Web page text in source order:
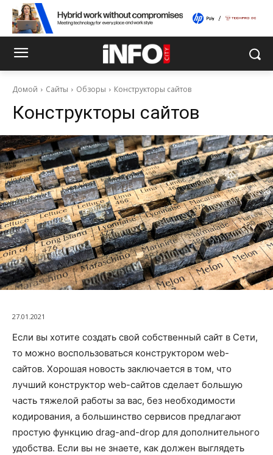
Домой Сайты Обзоры Конструкторы сайтов
Конструкторы сайтов
27.01.2021
Если вы хотите создать свой собственный сайт в Сети,
то можно воспользоваться конструктором web-
сайтов. Хорошая новость заключается в том, что
лучший конструктор web-сайтов сделает большую
часть тяжелой работы за вас, без необходимости
кодирования, а большинство сервисов предлагают
простую функцию drag-and-drop для дополнительного
удобства. Если вы не знаете, как должен выглядеть